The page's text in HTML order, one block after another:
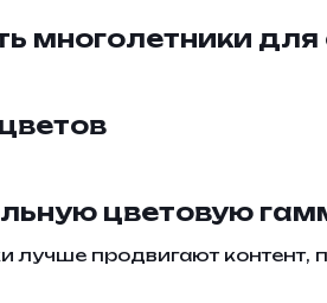
многолетники для
цветовую
продвигают контент,